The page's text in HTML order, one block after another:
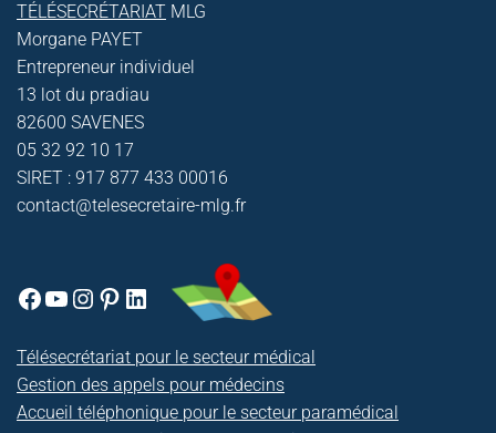
TÉLÉSECRÉTARIAT MLG
Morgane PAYET
Entrepreneur individuel
13 lot du pradiau
82600 SAVENES
05 32 92 10 17
SIRET : 917 877 433 00016
contact@telesecretaire-mlg.fr
Télésecrétariat pour le secteur médical
Gestion des appels pour médecins
Accueil téléphonique pour le secteur paramédical